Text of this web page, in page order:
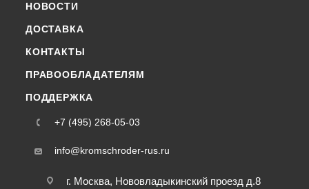
НОВОСТИ
ДОСТАВКА
КОНТАКТЫ
ПРАВООБЛАДАТЕЛЯМ
ПОДДЕРЖКА
+7 (495) 268-05-03
info@kromschroder-rus.ru
г. Москва, Нововладыкинский проезд д.8